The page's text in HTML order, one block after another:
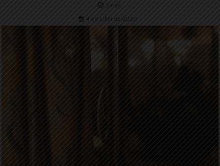
5min.
4 de juliol de 2020